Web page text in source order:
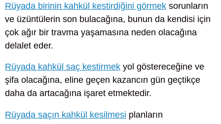
Rüyada birinin kahkül kestirdiğini görmek sorunların
ve üzüntülerin son bulacağına, bunun da kendisi için
çok ağır bir travma yaşamasına neden olacağına
delalet eder.
Rüyada kahkül saç kestirmek yol göstereceğine ve
şifa olacağına, eline geçen kazancın gün geçtikçe
daha da artacağına işaret etmektedir.
Rüyada saçın kahkül kesilmesi planların